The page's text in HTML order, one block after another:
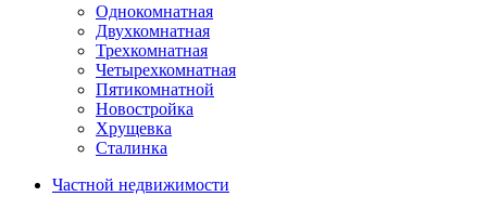
Однокомнатная
Двухкомнатная
Трехкомнатная
Четырехкомнатная
Пятикомнатной
Новостройка
Хрущевка
Сталинка
Частной недвижимости